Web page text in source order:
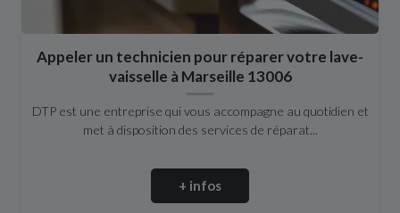
Appeler un technicien pour réparer votre lave-
vaisselle à Marseille 13006
DTP est une entreprise qui vous accompagne au quotidien et
met à disposition des services de réparat...
+ infos